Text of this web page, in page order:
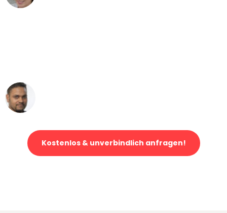
Kostenlos & unverbindlich anfragen!